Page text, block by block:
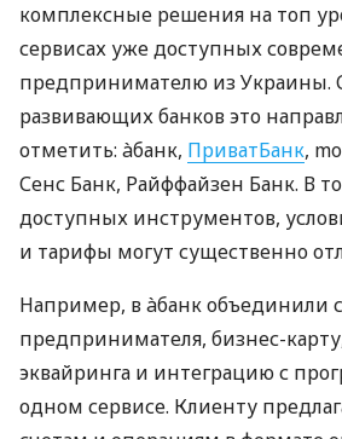
комплексные решения на топ
сервисах уже доступных
предпринимателю из Украины.
развивающих банков это
отметить: àбанк, ПриватБанк,
Сенс Банк, Райффайзен Банк. В
доступных инструментов,
и тарифы могут существенно
Например, в àбанк объединили
предпринимателя, бизнес-
эквайринга и интеграцию с
одном сервисе. Клиенту